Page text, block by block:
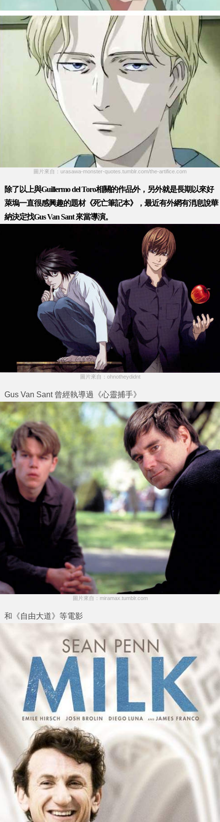
圖片來自：urasawa-monster-quotes.tumblr.com/the-artifice.com
除了以上與Guillermo del Toro相關的作品外，另外就是長期以來好
萊塢一直很感興趣的題材《死亡筆記本》，最近有外網有消息說華
納決定找Gus Van Sant 來當導演。
圖片來自：ohnotheydidnt
Gus Van Sant 曾經執導過《心靈捕手》
圖片來自：miramax.tumblr.com
和《自由大道》等電影